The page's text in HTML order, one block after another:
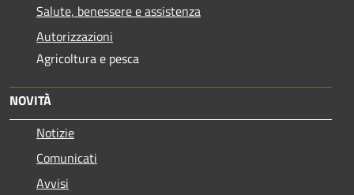
Salute, benessere e assistenza
Autorizzazioni
Agricoltura e pesca
NOVITÀ
Notizie
Comunicati
Avvisi